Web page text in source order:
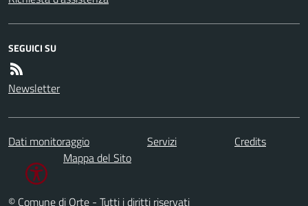
SEGUICI SU
Newsletter
Dati monitoraggio Servizi
Credits
Mappa del Sito
© Comune di Orte - Tutti i diritti riservati